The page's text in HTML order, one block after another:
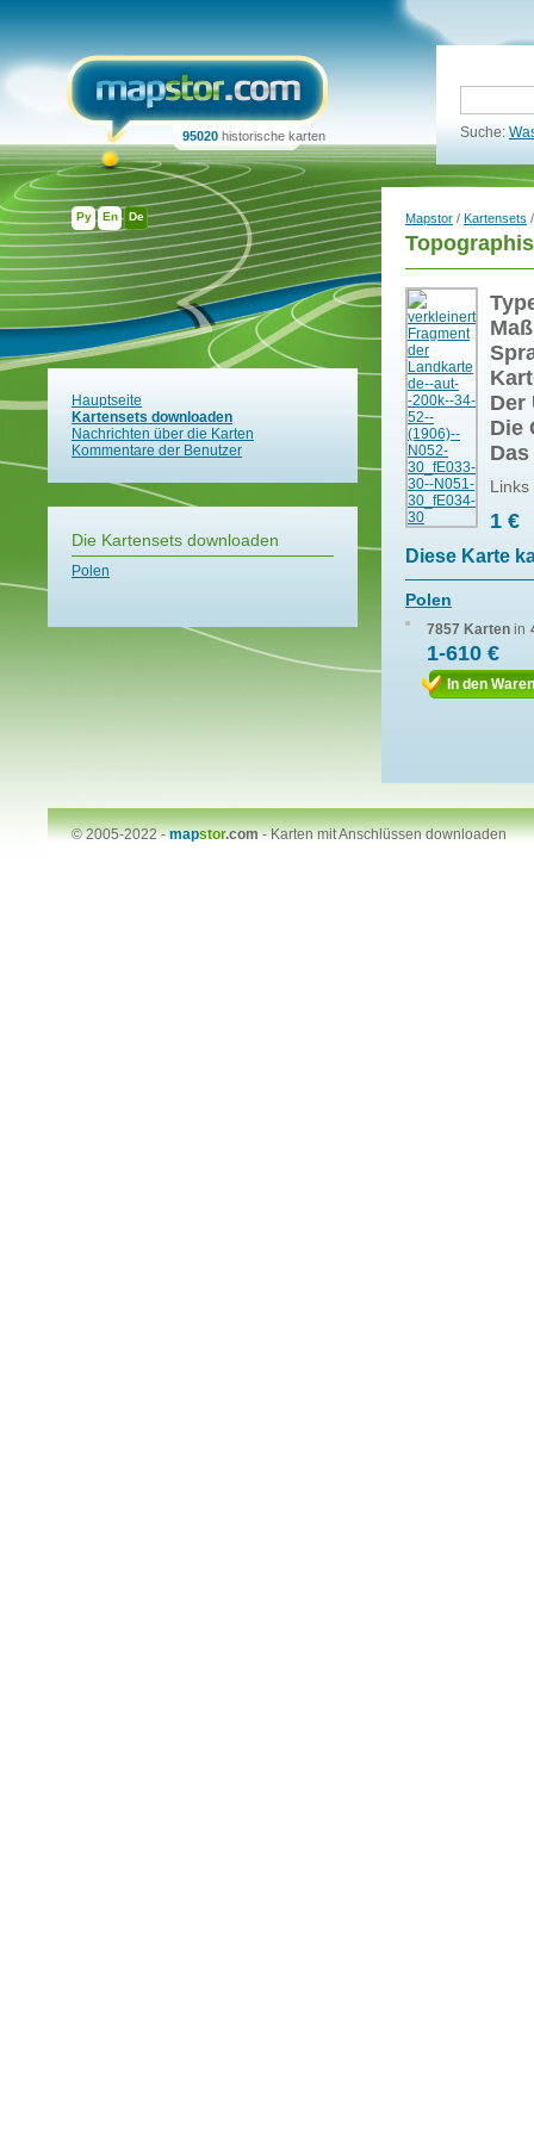
Ру En De
95020 historische karten Suche:
Hauptseite
Kartensets downloaden
Nachrichten über die Karten
Kommentare der Benutzer
Die Kartensets downloaden
Polen
Mapstor / Kartensets
Der
Die
1 €
Diese Karte
Polen
7857 Karten in
1-610 €
In den
© 2005-2022 -mapstor.com-Karten mit Anschlüssen downloaden